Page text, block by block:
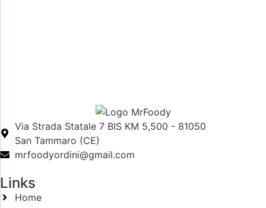
Via Strada Statale 7 BIS KM 5,500 - 81050
San Tammaro (CE)
mrfoodyordini@gmail.com
Links
Home